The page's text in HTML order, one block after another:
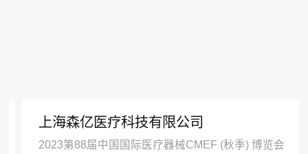
上海森亿医疗科技有限公司
2023第88届中国国际医疗器械CMEF (秋季) 博览会